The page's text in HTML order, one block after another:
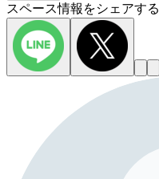
スペース情報をシェアする